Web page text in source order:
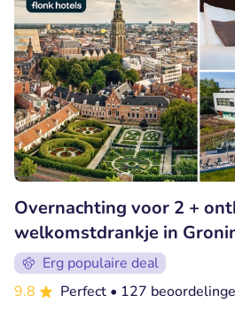
Overnachting voor 2 +
welkomstdrankje in
Erg populaire deal
9.8
Perfect • 127